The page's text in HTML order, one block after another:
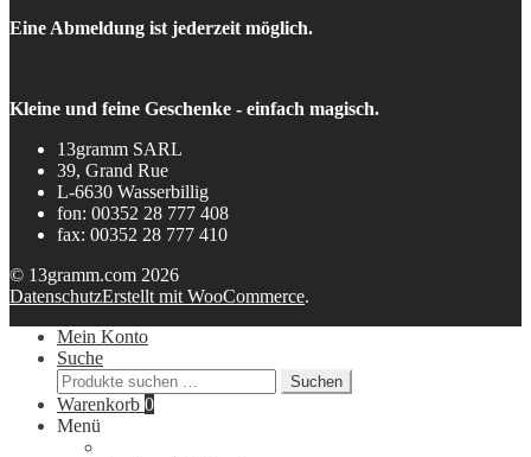
Eine Abmeldung ist jederzeit möglich.
Kleine und feine Geschenke - einfach magisch.
13gramm SARL
39, Grand Rue
L-6630 Wasserbillig
fon: 00352 28 777 408
fax: 00352 28 777 410
© 13gramm.com 2026
DatenschutzErstellt mit WooCommerce.
Mein Konto
Suche
Suchen
nach:
Suchen
Warenkorb 0
Menü